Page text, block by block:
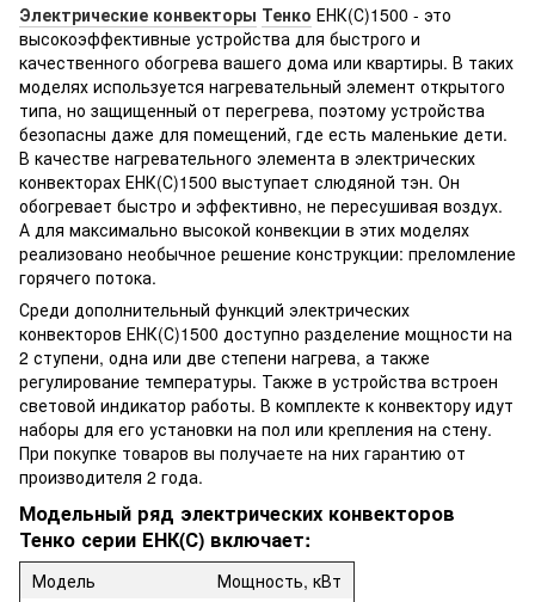
Электрические конвекторы Тенко ЕНК(С)1500 - это
высокоэффективные устройства для быстрого и
качественного обогрева вашего дома или квартиры. В таких
моделях используется нагревательный элемент открытого
типа, но защищенный от перегрева, поэтому устройства
безопасны даже для помещений, где есть маленькие дети.
В качестве нагревательного элемента в электрических
конвекторах ЕНК(С)1500 выступает слюдяной тэн. Он
обогревает быстро и эффективно, не пересушивая воздух.
А для максимально высокой конвекции в этих моделях
реализовано необычное решение конструкции: преломление
горячего потока.
Среди дополнительный функций электрических
конвекторов ЕНК(С)1500 доступно разделение мощности на
2 ступени, одна или две степени нагрева, а также
регулирование температуры. Также в устройства встроен
световой индикатор работы. В комплекте к конвектору идут
наборы для его установки на пол или крепления на стену.
При покупке товаров вы получаете на них гарантию от
производителя 2 года.
Модельный ряд электрических конвекторов
Тенко серии ЕНК(С) включает:
Модель
Мощность, кВт